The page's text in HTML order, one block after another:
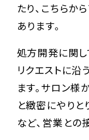
たり、こちらか
あります。
処方開発に関し
リクエストに沿
ます。サロン
と緻密にやり
など、営業との